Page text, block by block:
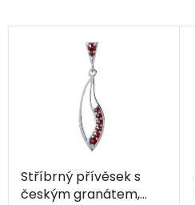
Stříbrný přívěsek s
českým granátem,